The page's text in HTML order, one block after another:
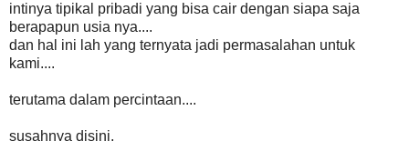
intinya tipikal pribadi yang bisa cair dengan siapa saja
berapapun usia nya....
dan hal ini lah yang ternyata jadi permasalahan untuk
kami....
terutama dalam percintaan....
susahnya disini,